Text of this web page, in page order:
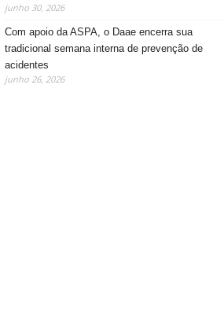
junho 30, 2026
Com apoio da ASPA, o Daae encerra sua
tradicional semana interna de prevenção de
acidentes
junho 26, 2026